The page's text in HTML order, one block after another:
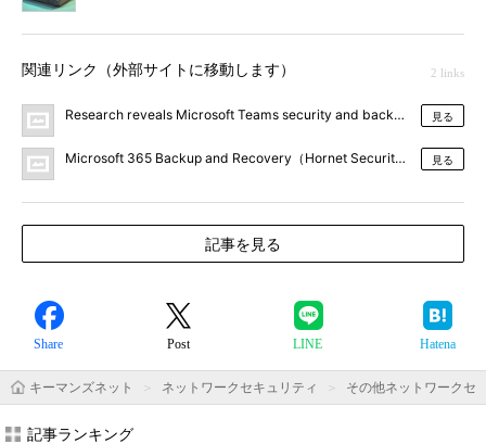
関連リンク（外部サイトに移動します） 2 links
Research reveals Microsoft Teams security and backup flaws,
見る
Microsoft 365 Backup and Recovery（Hornet Security） 見る
記事を見る
Share Post LINE Hatena
キーマンズネット ネットワークセキュリティ その他ネットワークセ
記事ランキング